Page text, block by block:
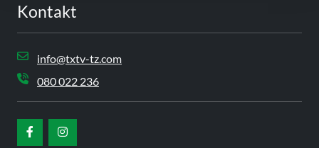
Kontakt
info@txtv-tz.com
080 022 236